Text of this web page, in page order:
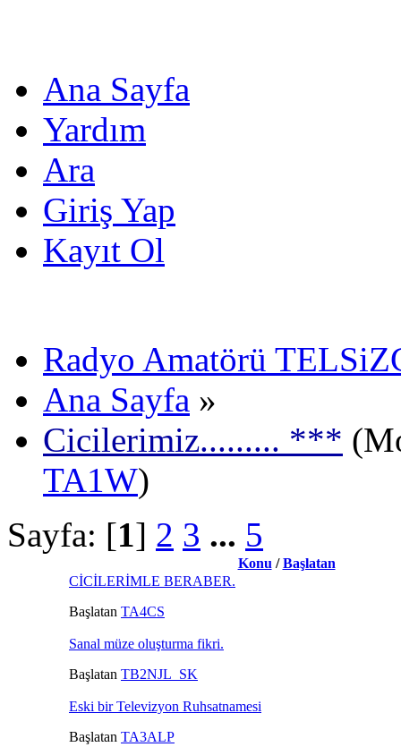
Ana Sayfa
Yardım
Ara
Giriş Yap
Kayıt Ol
Radyo Amatörü
Ana Sayfa »
Cicilerimiz......... ***
TA1W)
Sayfa: [1] 2 3 ... 5
Konu /Başlatan
CİCİLERİMLE BERABER.
Başlatan TA4CS
Sanal müze oluşturma fikri.
Başlatan TB2NJL_SK
Eski bir Televizyon Ruhsatnamesi
Başlatan TA3ALP